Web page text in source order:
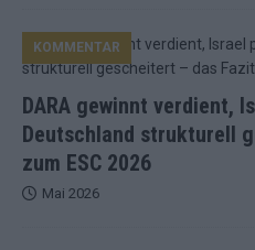
DARA gewinnt verdient,
Deutschland strukturell
zum ESC 2026
KOMMENTAR
Mai 2026